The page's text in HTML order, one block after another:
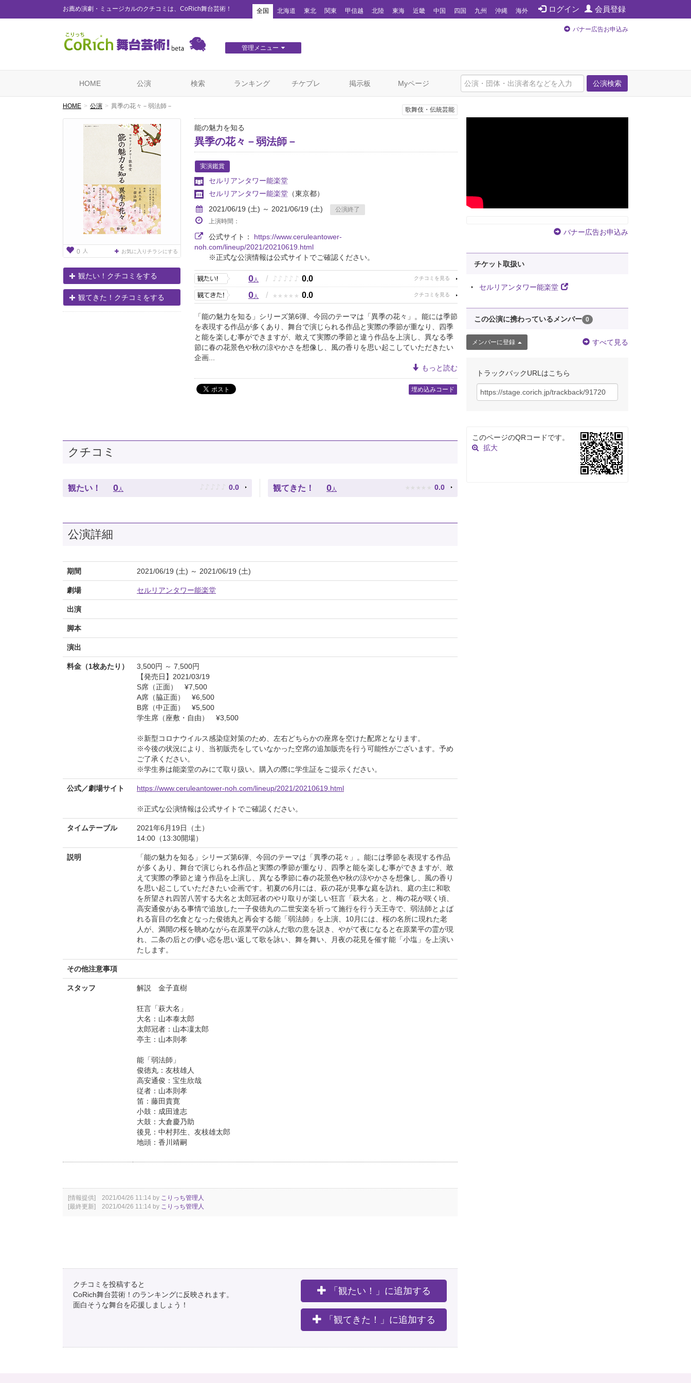
お薦め演劇・ミュージカルのクチコミは、CoRich舞台芸術！ ログイン 会員登録
全国 北海道 東北 関東 甲信越 北陸 東海 近畿 中国 四国 九州 沖縄 海外
管理メニュー
バナー広告お申込み
公演検索
HOME 公演 検索 ランキング チケプレ 掲示板 Myページ
HOME 公演 異季の花々－弱法師－
0 人 お気に入りチラシにする
観たい！クチコミをする
観てきた！クチコミをする
歌舞伎・伝統芸能
能の魅力を知る
異季の花々－弱法師－
実演鑑賞
セルリアンタワー能楽堂
セルリアンタワー能楽堂 （東京都）
2021/06/19 (土) ～ 2021/06/19 (土)
公演終了
上演時間：
公式サイト： https://www.ceruleantower-
noh.com/lineup/2021/20210619.html
※正式な公演情報は公式サイトでご確認ください。
0人 / ♪ ♪ ♪ ♪ ♪ 0.0
0人 / ★ ★ ★ ★ ★ 0.0
「能の魅力を知る」シリーズ第6弾、今回のテーマは「異季の花々」。能には季節
を表現する作品が多くあり、舞台で演じられる作品と実際の季節が重なり、四季
と能を楽しむ事ができますが、敢えて実際の季節と違う作品を上演し、異なる季
節に春の花景色や秋の涼やかさを想像し、風の香りを思い起こしていただきたい
企画...
もっと読む
埋め込みコード
クチコミ
観たい！ 0 人 ♪ ♪ ♪ ♪ ♪ 0.0 観てきた！ 0 人 ★ ★ ★ ★ ★ 0.0
公演詳細
期間 2021/06/19 (土) ～ 2021/06/19 (土)
劇場 セルリアンタワー能楽堂
出演
脚本
演出
料金（1枚あたり）
3,500円 ～ 7,500円
【発売日】2021/03/19
S席（正面） ¥7,500
A席（脇正面） ¥6,500
B席（中正面） ¥5,500
学生席（座敷・自由） ¥3,500
※新型コロナウイルス感染症対策のため、左右どちらかの座席を空けた配席となります。
※今後の状況により、当初販売をしていなかった空席の追加販売を行う可能性がございます。予め
ご了承ください。
※学生券は能楽堂のみにて取り扱い。購入の際に学生証をご提示ください。
公式／劇場サイト https://www.ceruleantower-noh.com/lineup/2021/20210619.html
※正式な公演情報は公式サイトでご確認ください。
タイムテーブル
2021年6月19日（土）
14:00（13:30開場）
説明
「能の魅力を知る」シリーズ第6弾、今回のテーマは「異季の花々」。能には季節を表現する作品
が多くあり、舞台で演じられる作品と実際の季節が重なり、四季と能を楽しむ事ができますが、敢
えて実際の季節と違う作品を上演し、異なる季節に春の花景色や秋の涼やかさを想像し、風の香り
を思い起こしていただきたい企画です。初夏の6月には、萩の花が見事な庭を訪れ、庭の主に和歌
を所望され四苦八苦する大名と太郎冠者のやり取りが楽しい狂言「萩大名」と、梅の花が咲く頃、
高安通俊がある事情で追放した一子俊徳丸の二世安楽を祈って施行を行う天王寺で、弱法師とよば
れる盲目の乞食となった俊徳丸と再会する能「弱法師」を上演、10月には、桜の名所に現れた老
人が、満開の桜を眺めながら在原業平の詠んだ歌の意を説き、やがて夜になると在原業平の霊が現
れ、二条の后との儚い恋を思い返して歌を詠い、舞を舞い、月夜の花見を催す能「小塩」を上演い
たします。
その他注意事項
スタッフ 解説 金子直樹
狂言「萩大名」
大名：山本泰太郎
太郎冠者：山本凜太郎
亭主：山本則孝
能「弱法師」
俊徳丸：友枝雄人
高安通俊：宝生欣哉
従者：山本則孝
笛：藤田貴寛
小鼓：成田達志
大鼓：大倉慶乃助
後見：中村邦生、友枝雄太郎
地頭：香川靖嗣
[情報提供] 2021/04/26 11:14 by こりっち管理人
[最終更新] 2021/04/26 11:14 by こりっち管理人
クチコミを投稿すると
CoRich舞台芸術！のランキングに反映されます。
面白そうな舞台を応援しましょう！
「観たい！」に追加する
「観てきた！」に追加する
バナー広告お申込み
チケット取扱い
セルリアンタワー能楽堂
この公演に携わっているメンバー 0
メンバーに登録 すべて見る
トラックバックURLはこちら
このページのQRコードです。
拡大